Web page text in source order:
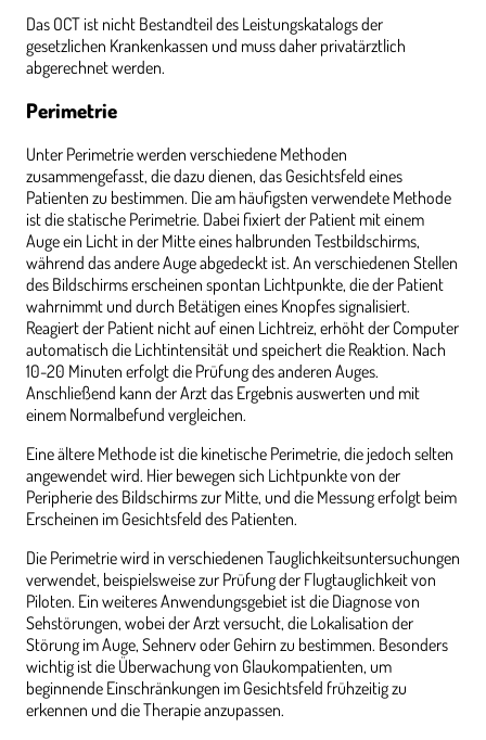
Das OCT ist nicht Bestandteil des Leistungskatalogs der
gesetzlichen Krankenkassen und muss daher privatärztlich
abgerechnet werden.
Perimetrie
Unter Perimetrie werden verschiedene Methoden
zusammengefasst, die dazu dienen, das Gesichtsfeld eines
Patienten zu bestimmen. Die am häufigsten verwendete Methode
ist die statische Perimetrie. Dabei fixiert der Patient mit einem
Auge ein Licht in der Mitte eines halbrunden Testbildschirms,
während das andere Auge abgedeckt ist. An verschiedenen Stellen
des Bildschirms erscheinen spontan Lichtpunkte, die der Patient
wahrnimmt und durch Betätigen eines Knopfes signalisiert.
Reagiert der Patient nicht auf einen Lichtreiz, erhöht der Computer
automatisch die Lichtintensität und speichert die Reaktion. Nach
10-20 Minuten erfolgt die Prüfung des anderen Auges.
Anschließend kann der Arzt das Ergebnis auswerten und mit
einem Normalbefund vergleichen.
Eine ältere Methode ist die kinetische Perimetrie, die jedoch selten
angewendet wird. Hier bewegen sich Lichtpunkte von der
Peripherie des Bildschirms zur Mitte, und die Messung erfolgt beim
Erscheinen im Gesichtsfeld des Patienten.
Die Perimetrie wird in verschiedenen Tauglichkeitsuntersuchungen
verwendet, beispielsweise zur Prüfung der Flugtauglichkeit von
Piloten. Ein weiteres Anwendungsgebiet ist die Diagnose von
Sehstörungen, wobei der Arzt versucht, die Lokalisation der
Störung im Auge, Sehnerv oder Gehirn zu bestimmen. Besonders
wichtig ist die Überwachung von Glaukompatienten, um
beginnende Einschränkungen im Gesichtsfeld frühzeitig zu
erkennen und die Therapie anzupassen.